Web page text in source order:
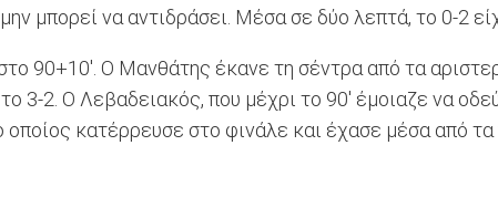
μπορεί να αντιδράσει. Μέσα σε δύο λεπτά, το 0-2
90+10'. Ο Μανθάτης έκανε τη σέντρα από τα
3-2. Ο Λεβαδειακός, που μέχρι το 90' έμοιαζε να
κατέρρευσε στο φινάλε και έχασε μέσα από τα